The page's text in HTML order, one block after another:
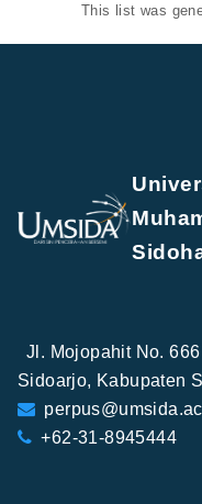
This list was
Jl. Mojopahit No.
Sidoarjo, Kabupaten
+62-31-8945444